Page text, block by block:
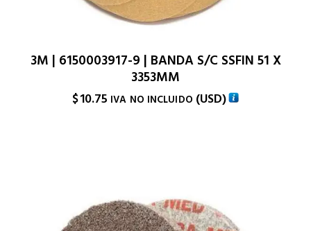
3M | 6150003917-9 | BANDA S/C SSFIN 51 X
3353MM
$10.75 IVA NO INCLUIDO (USD)